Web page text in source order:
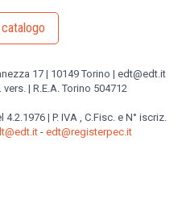
17 | 10149 Torino | edt@edt.it
| R.E.A. Torino 504712
| P. IVA , C.Fisc. e N° iscriz.
- edt@registerpec.it